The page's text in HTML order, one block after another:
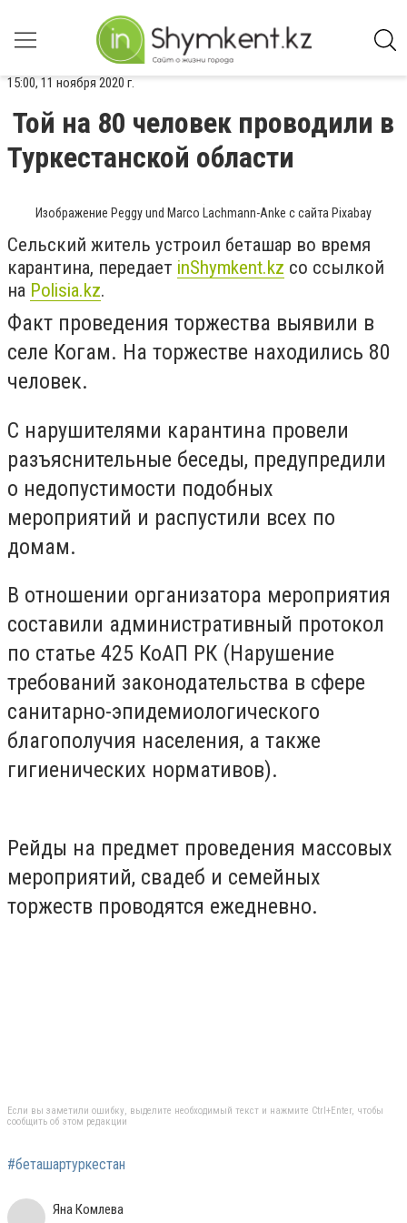
15:00, 11 ноября 2020 г.
Той на 80 человек проводили в
Туркестанской области
Изображение Peggy und Marco Lachmann-Anke с сайта Pixabay
Сельский житель устроил беташар во время
карантина, передает inShymkent.kz со ссылкой
на Polisia.kz.
Факт проведения торжества выявили в
селе Когам. На торжестве находились 80
человек.
С нарушителями карантина провели
разъяснительные беседы, предупредили
о недопустимости подобных
мероприятий и распустили всех по
домам.
В отношении организатора мероприятия
составили административный протокол
по статье 425 КоАП РК (Нарушение
требований законодательства в сфере
санитарно-эпидемиологического
благополучия населения, а также
гигиенических нормативов).
Рейды на предмет проведения массовых
мероприятий, свадеб и семейных
торжеств проводятся ежедневно.
Если вы заметили ошибку, выделите необходимый текст и нажмите Ctrl+Enter, чтобы
сообщить об этом редакции
#беташартуркестан
Яна Комлева